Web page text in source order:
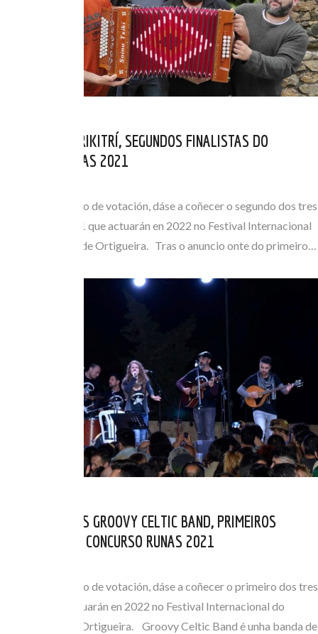
OS GALEGOS TRIKITRÍ, SEGUNDOS FINALISTAS DO
CONCURSO RUNAS 2021
Finalizado o prazo de votación, dáse a coñecer o segundo dos tres
finalistas de 2021 que actuarán en 2022 no Festival Internacional
do Mundo Celta de Ortigueira. Tras o anuncio onte do primeiro…
OS ESTREMEÑOS GROOVY CELTIC BAND, PRIMEIROS
FINALISTAS DO CONCURSO RUNAS 2021
Finalizado o prazo de votación, dáse a coñecer o primeiro dos tres
finalistas que actuarán en 2022 no Festival Internacional do
Mundo Celta de Ortigueira. Groovy Celtic Band é unha banda de